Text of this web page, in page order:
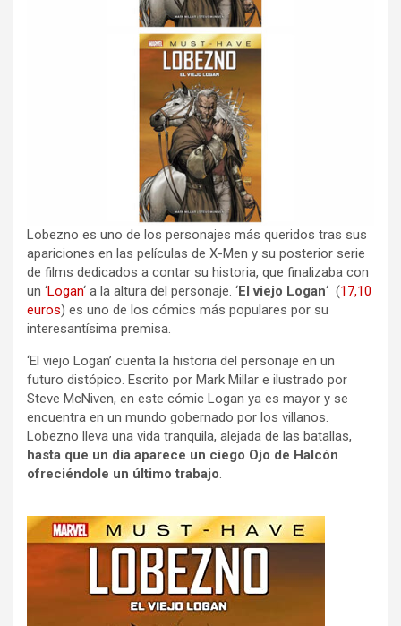
Lobezno es uno de los personajes más queridos tras sus
apariciones en las películas de X-Men y su posterior serie
de films dedicados a contar su historia, que finalizaba con
un ‘Logan‘ a la altura del personaje. ‘El viejo Logan‘ (17,10
euros) es uno de los cómics más populares por su
interesantísima premisa.
‘El viejo Logan’ cuenta la historia del personaje en un
futuro distópico. Escrito por Mark Millar e ilustrado por
Steve McNiven, en este cómic Logan ya es mayor y se
encuentra en un mundo gobernado por los villanos.
Lobezno lleva una vida tranquila, alejada de las batallas,
hasta que un día aparece un ciego Ojo de Halcón
ofreciéndole un último trabajo.